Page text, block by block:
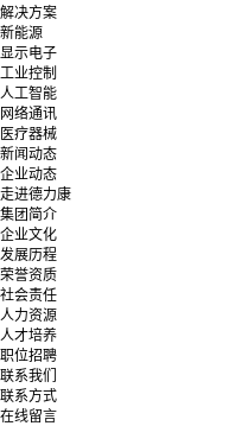
解决方案
新能源
显示电子
工业控制
人工智能
网络通讯
医疗器械
新闻动态
企业动态
走进德力康
集团简介
企业文化
发展历程
荣誉资质
社会责任
人力资源
人才培养
职位招聘
联系我们
联系方式
在线留言